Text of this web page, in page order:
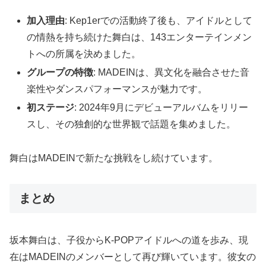
加入理由: Kep1erでの活動終了後も、アイドルとして
の情熱を持ち続けた舞白は、143エンターテインメン
トへの所属を決めました。
グループの特徴: MADEINは、異文化を融合させた音
楽性やダンスパフォーマンスが魅力です。
初ステージ: 2024年9月にデビューアルバムをリリー
スし、その独創的な世界観で話題を集めました。
舞白はMADEINで新たな挑戦をし続けています。
まとめ
坂本舞白は、子役からK-POPアイドルへの道を歩み、現
在はMADEINのメンバーとして再び輝いています。彼女の